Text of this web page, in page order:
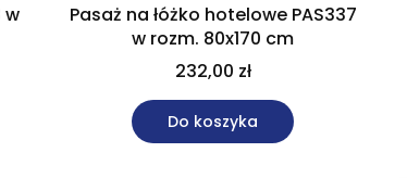
w
Pasaż na łóżko hotelowe PAS337
w rozm. 80x170 cm
232,00 zł
Do koszyka